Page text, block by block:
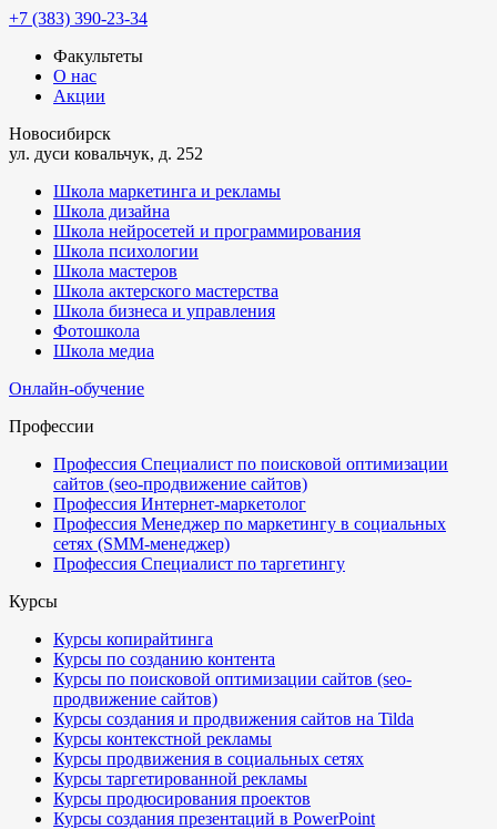
+7 (383) 390-23-34
Факультеты
О нас
Акции
Новосибирск
ул. дуси ковальчук, д. 252
Школа маркетинга и рекламы
Школа дизайна
Школа нейросетей и программирования
Школа психологии
Школа мастеров
Школа актерского мастерства
Школа бизнеса и управления
Фотошкола
Школа медиа
Онлайн-обучение
Профессии
Профессия Специалист по поисковой оптимизации
сайтов (seo-продвижение сайтов)
Профессия Интернет-маркетолог
Профессия Менеджер по маркетингу в социальных
сетях (SMM-менеджер)
Профессия Специалист по таргетингу
Курсы
Курсы копирайтинга
Курсы по созданию контента
Курсы по поисковой оптимизации сайтов (seo-
продвижение сайтов)
Курсы создания и продвижения сайтов на Tilda
Курсы контекстной рекламы
Курсы продвижения в социальных сетях
Курсы таргетированной рекламы
Курсы продюсирования проектов
Курсы создания презентаций в PowerPoint